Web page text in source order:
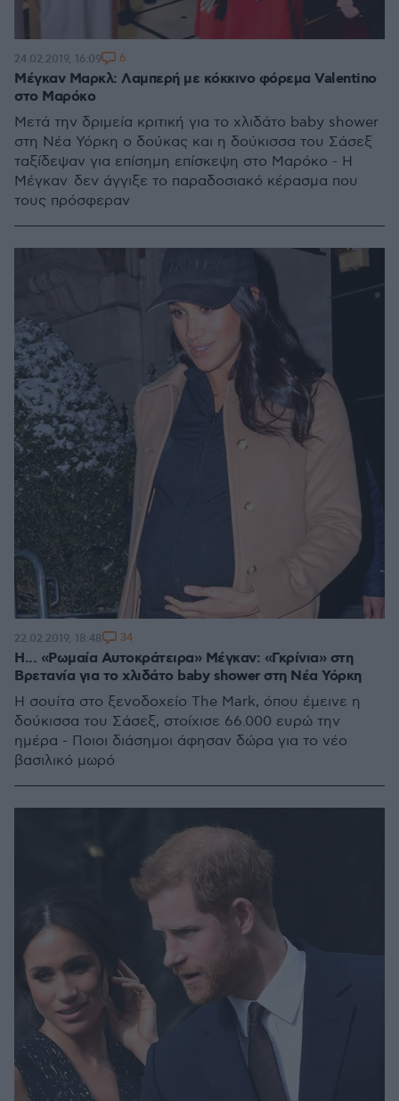
Μέγκαν Μαρκλ: Λαμπερή με κόκκινο φόρεμα Valentino
στο Μαρόκο
Μετά την δριμεία κριτική για το χλιδάτο baby shower
στη Νέα Υόρκη ο δούκας και η δούκισσα του Σάσεξ
ταξίδεψαν για επίσημη επίσκεψη στο Μαρόκο - Η
Μέγκαν δεν άγγιξε το παραδοσιακό κέρασμα που
τους πρόσφεραν
24.02.2019, 16:09 6
Η... «Ρωμαία Αυτοκράτειρα» Μέγκαν: «Γκρίνια» στη
Βρετανία για το χλιδάτο baby shower στη Νέα Υόρκη
Η σουίτα στο ξενοδοχείο The Mark, όπου έμεινε η
δούκισσα του Σάσεξ, στοίχισε 66.000 ευρώ την
ημέρα - Πoιοι διάσημοι άφησαν δώρα για το νέο
βασιλικό μωρό
22.02.2019, 18:48 34